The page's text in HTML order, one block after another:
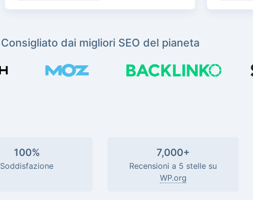
Consigliato dai migliori SEO del pianeta
100%
Soddisfazione
7,000+
Recensioni a 5 stelle su
WP.org